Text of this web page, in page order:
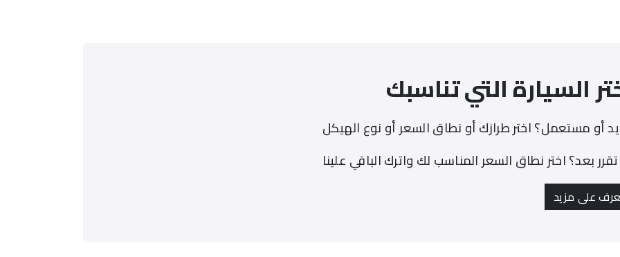
السيارة التي تناسبك
أو مستعمل؟ اختر طرازك أو نطاق السعر أو نوع الهيكل
بعد؟ اختر نطاق السعر المناسب لك واترك الباقي علينا
على مزيد
نسيت كلمة السر؟
ليس لديك حساب؟إنشاء حساب جديد
كلمة المرور
إنشاء حساب يعني الموافقة على شروطنا
إنشاء حساب
هل لديك حساب؟تسجيل الدخول